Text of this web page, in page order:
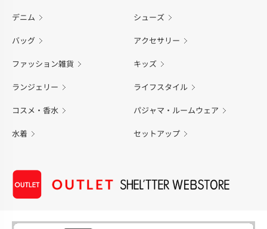
デニム シューズ
バッグ アクセサリー
ファッション雑貨 キッズ
ランジェリー ライフスタイル
コスメ・香水 パジャマ・ルームウェア
水着 セットアップ